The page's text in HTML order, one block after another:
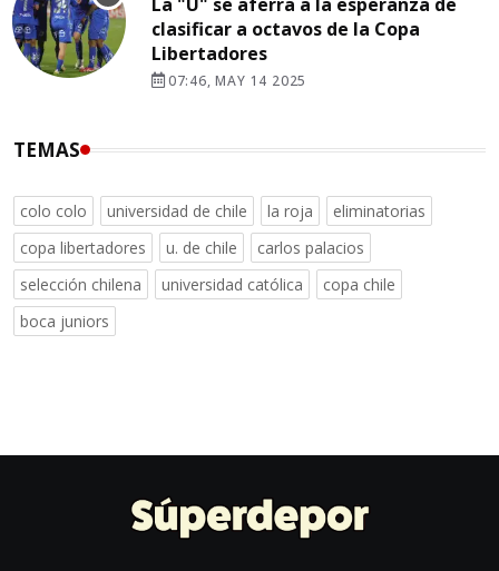
clasificar a octavos de la Copa
Libertadores
07:46, MAY 14 2025
TEMAS
colo colo universidad de chile la roja
eliminatorias
copa libertadores
u. de chile
carlos palacios
selección chilena
universidad católica
copa chile
boca juniors